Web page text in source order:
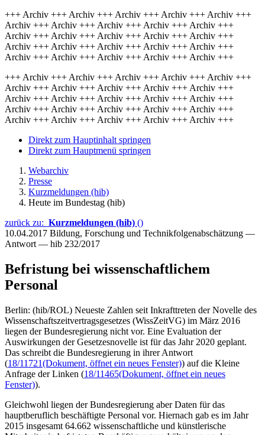
+++ Archiv +++ Archiv +++ Archiv +++ Archiv +++ Archiv +++
Archiv +++ Archiv +++ Archiv +++ Archiv +++ Archiv +++
Archiv +++ Archiv +++ Archiv +++ Archiv +++ Archiv +++
Archiv +++ Archiv +++ Archiv +++ Archiv +++ Archiv +++
Archiv +++ Archiv +++ Archiv +++ Archiv +++ Archiv +++
+++ Archiv +++ Archiv +++ Archiv +++ Archiv +++ Archiv +++
Archiv +++ Archiv +++ Archiv +++ Archiv +++ Archiv +++
Archiv +++ Archiv +++ Archiv +++ Archiv +++ Archiv +++
Archiv +++ Archiv +++ Archiv +++ Archiv +++ Archiv +++
Archiv +++ Archiv +++ Archiv +++ Archiv +++ Archiv +++
Direkt zum Hauptinhalt springen
Direkt zum Hauptmenü springen
Webarchiv
Presse
Kurzmeldungen (hib)
Heute im Bundestag (hib)
zurück zu: Kurzmeldungen (hib) ()
10.04.2017 Bildung, Forschung und Technikfolgenabschätzung —
Antwort — hib 232/2017
Befristung bei wissenschaftlichem
Personal
Berlin: (hib/ROL) Neueste Zahlen seit Inkrafttreten der Novelle des
Wissenschaftszeitvertragsgesetzes (WissZeitVG) im März 2016
liegen der Bundesregierung nicht vor. Eine Evaluation der
Auswirkungen der Gesetzesnovelle ist für das Jahr 2020 geplant.
Das schreibt die Bundesregierung in ihrer Antwort
(18/11721(Dokument, öffnet ein neues Fenster)) auf die Kleine
Anfrage der Linken (18/11465(Dokument, öffnet ein neues
Fenster)).
Gleichwohl liegen der Bundesregierung aber Daten für das
hauptberuflich beschäftigte Personal vor. Hiernach gab es im Jahr
2015 insgesamt 64.662 wissenschaftliche und künstlerische